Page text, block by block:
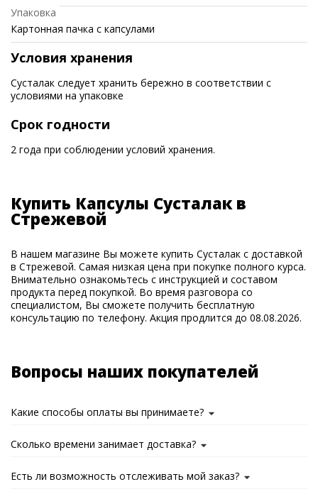
Упаковка
Картонная пачка с капсулами
Условия хранения
Сусталак следует хранить бережно в соответствии с
условиями на упаковке
Срок годности
2 года при соблюдении условий хранения.
Купить Капсулы Сусталак в
Стрежевой
В нашем магазине Вы можете купить Сусталак с доставкой
в Стрежевой. Самая низкая цена при покупке полного курса.
Внимательно ознакомьтесь с инструкцией и составом
продукта перед покупкой. Во время разговора со
специалистом, Вы сможете получить бесплатную
консультацию по телефону. Акция продлится до 08.08.2026.
Вопросы наших покупателей
Какие способы оплаты вы принимаете?
Сколько времени занимает доставка?
Есть ли возможность отслеживать мой заказ?